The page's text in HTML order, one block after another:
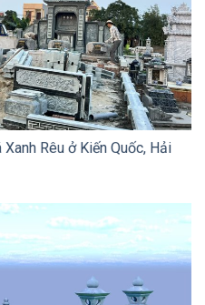
Rêu ở Kiến Quốc, Hải